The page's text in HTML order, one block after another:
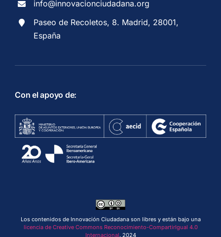
info@innovacionciudadana.org
Paseo de Recoletos, 8. Madrid, 28001,
España
Con el apoyo de:
Los contenidos de Innovación Ciudadana son libres y están bajo una
licencia de Creative Commons Reconocimiento-CompartirIgual 4.0
Internacional. 2024